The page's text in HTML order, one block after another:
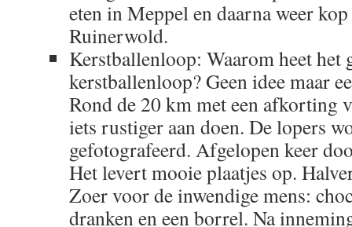
eten in Meppel en daarna weer
Ruinerwold.
Kerstballenloop: Waarom heet het
kerstballenloop? Geen idee maar
Rond de 20 km met een afkorting
iets rustiger aan doen. De lopers
gefotografeerd. Afgelopen keer
Het levert mooie plaatjes op.
Zoer voor de inwendige mens:
dranken en een borrel. Na